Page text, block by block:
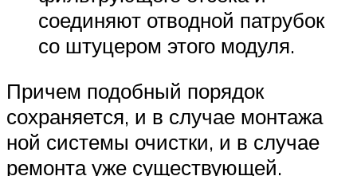
соединяют отводной патрубок
со штуцером этого модуля.
Причем подобный порядок
сохраняется, и в случае монтажа
ной системы очистки, и в случае
ремонта уже существующей.